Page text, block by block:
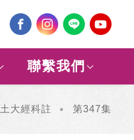
聯繫我們
大經科註 第347集